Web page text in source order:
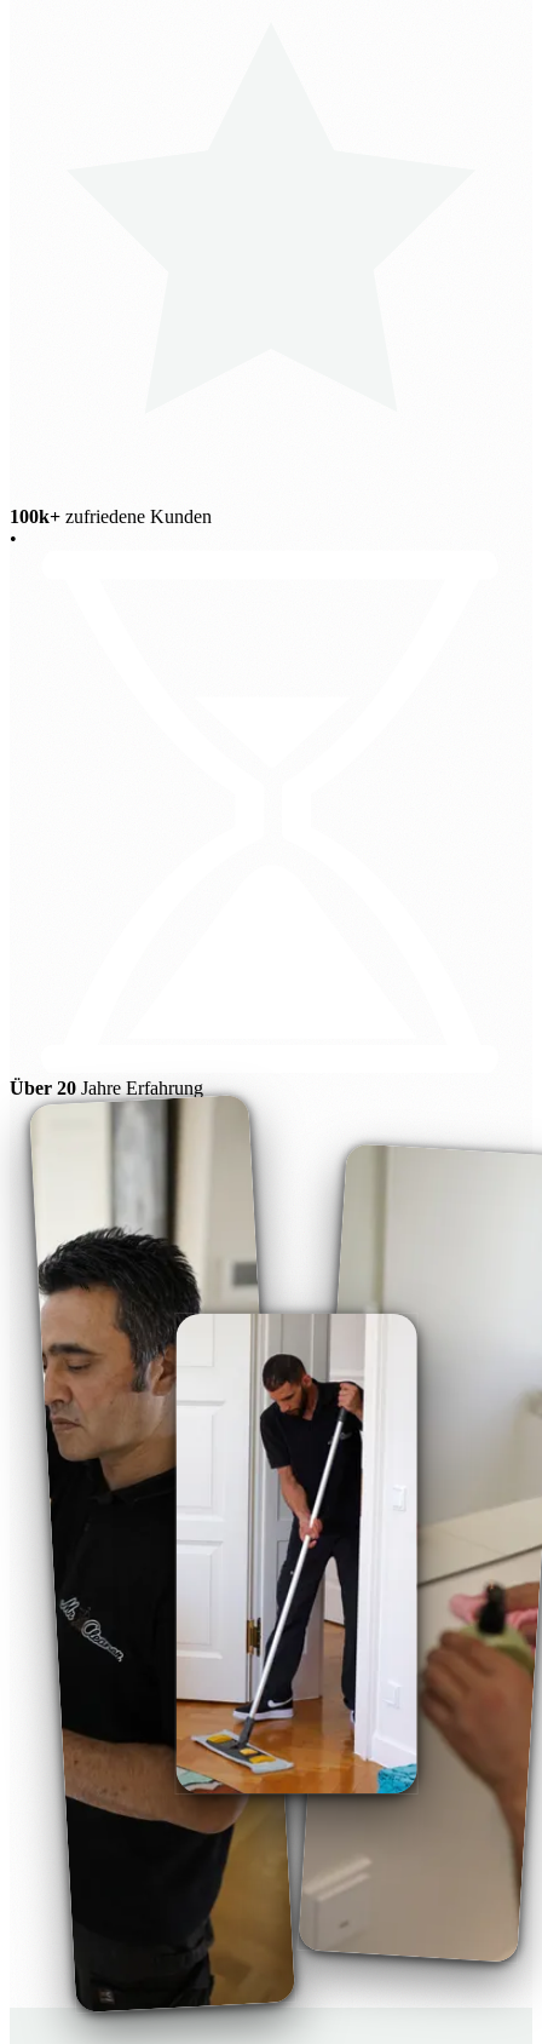
100k+ zufriedene Kunden
•
Über 20 Jahre Erfahrung